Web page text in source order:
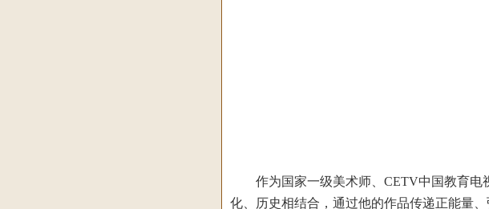
作为国家一级美术师、CETV中国教育电
化、历史相结合，通过他的作品传递正能量